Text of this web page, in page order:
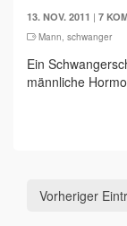
13. NOV. 2011 | 7
Mann, schwanger
Ein
männliche
Vorheriger